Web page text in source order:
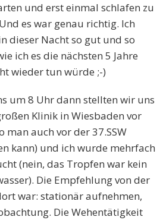
und erst einmal schlafen zu
es war genau richtig. Ich
dieser Nacht so gut und so
ich es die nächsten 5 Jahre
wieder tun würde ;-)
um 8 Uhr dann stellten wir uns
Klinik in Wiesbaden vor
man auch vor der 37.SSW
kann) und ich wurde mehrfach
(nein, das Tropfen war kein
Die Empfehlung von der
war: stationär aufnehmen,
Die Wehentätigkeit